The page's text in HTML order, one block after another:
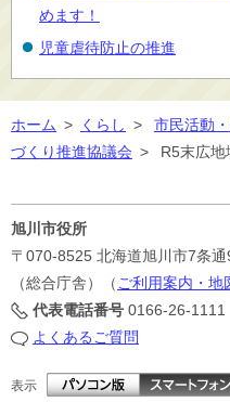
めます！
児童虐待防止の推進
ホーム > くらし > 市民活動
づくり推進協議会 > R5末広
旭川市役所
〒070-8525 北海道旭川市7条通
（総合庁舎）（ ご利用案内・地
代表電話番号 0166-26-1111
よくあるご質問
表示